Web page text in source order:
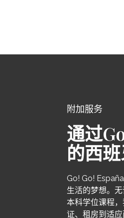
附加服务
通过
的西
Go! Go!
生活的梦想。
本科学位课程
证、租房到适